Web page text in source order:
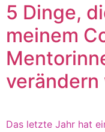
5 Dinge,
meinem
verändern
Das letzte Jahr hat